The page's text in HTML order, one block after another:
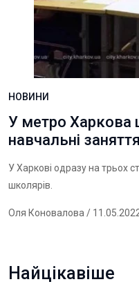
НОВИНИ
У метро Харкова
навчальні
У Харкові одразу на трьох
школярів.
Оля Коновалова /
Найцікавіше